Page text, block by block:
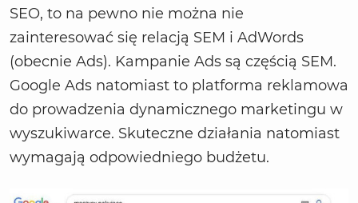
SEO, to na pewno nie można nie
zainteresować się relacją SEM i AdWords
(obecnie Ads). Kampanie Ads są częścią SEM.
Google Ads natomiast to platforma reklamowa
do prowadzenia dynamicznego marketingu w
wyszukiwarce. Skuteczne działania natomiast
wymagają odpowiedniego budżetu.